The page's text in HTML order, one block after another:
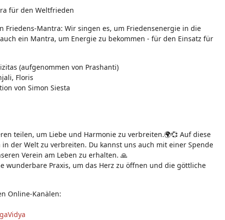
für den Weltfrieden
Friedens-Mantra: Wir singen es, um Friedensenergie in die
ein Mantra, um Energie zu bekommen - für den Einsatz für
(aufgenommen von Prashanti)
Floris
von Simon Siesta
teilen, um Liebe und Harmonie zu verbreiten.🌍💞 Auf diese
der Welt zu verbreiten. Du kannst uns auch mit einer Spende
Verein am Leben zu erhalten. 🙏
wunderbare Praxis, um das Herz zu öffnen und die göttliche
Online-Kanälen: